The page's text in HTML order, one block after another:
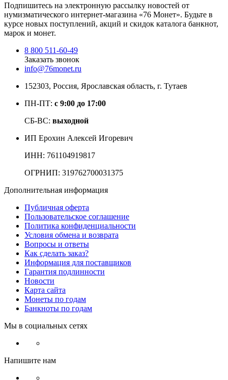
Подпишитесь на электронную рассылку новостей от
нумизматического интернет-магазина «76 Монет». Будьте в
курсе новых поступлений, акций и скидок каталога банкнот,
марок и монет.
8 800 511-60-49
Заказать звонок
info@76monet.ru
152303, Россия, Ярославская область, г. Тутаев
ПН-ПТ: с 9:00 до 17:00
СБ-ВС: выходной
ИП Ерохин Алексей Игоревич
ИНН: 761104919817
ОГРНИП: 319762700031375
Дополнительная информация
Публичная оферта
Пользовательское соглашение
Политика конфиденциальности
Условия обмена и возврата
Вопросы и ответы
Как сделать заказ?
Информация для поставщиков
Гарантия подлинности
Новости
Карта сайта
Монеты по годам
Банкноты по годам
Мы в социальных сетях
Напишите нам